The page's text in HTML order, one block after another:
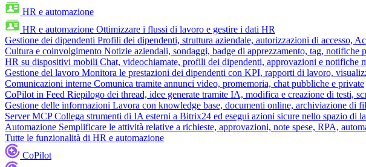
HR e automazione
HR e automazione Ottimizzare i flussi di lavoro e gestire i dati HR
Gestione dei dipendenti Profili dei dipendenti, struttura aziendale, autorizzazioni di accesso,
Cultura e coinvolgimento Notizie aziendali, sondaggi, badge di apprezzamento, tag, notifiche
HR su dispositivi mobili Chat, videochiamate, profili dei dipendenti, approvazioni e notifiche
Gestione del lavoro Monitora le prestazioni dei dipendenti con KPI, rapporti di lavoro,
Comunicazioni interne Comunica tramite annunci video, promemoria, chat pubbliche e private
CoPilot in Feed Riepilogo dei thread, idee generate tramite IA, modifica e creazione di testi,
Gestione delle informazioni Lavora con knowledge base, documenti online, archiviazione di
Server MCP Collega strumenti di IA esterni a Bitrix24 ed esegui azioni sicure nello spazio di
Automazione Semplificare le attività relative a richieste, approvazioni, note spese, RPA,
Tutte le funzionalità di HR e automazione
CoPilot